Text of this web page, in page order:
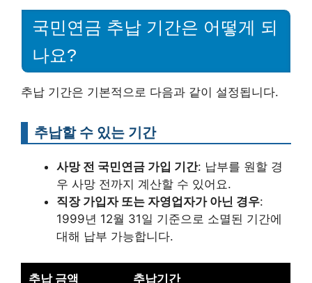
국민연금 추납 기간은 어떻게 되
나요?
추납 기간은 기본적으로 다음과 같이 설정됩니다.
추납할 수 있는 기간
사망 전 국민연금 가입 기간: 납부를 원할 경
우 사망 전까지 계산할 수 있어요.
직장 가입자 또는 자영업자가 아닌 경우:
1999년 12월 31일 기준으로 소멸된 기간에
대해 납부 가능합니다.
추납 금액 추납기간